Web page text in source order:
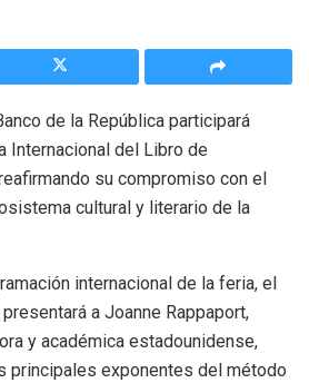
de la República participará
Internacional del Libro de
su compromiso con el
cultural y literario de la
internacional de la feria, el
a Joanne Rappaport,
y académica estadounidense,
principales exponentes del método